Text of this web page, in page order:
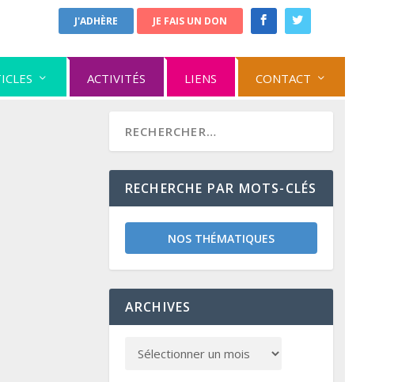
J'ADHÈRE JE FAIS UN DON
ACTIVITÉS LIENS CONTACT
RECHERCHE PAR MOTS-CLÉS
NOS THÉMATIQUES
ARCHIVES